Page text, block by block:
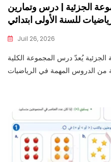
الجزئية | درس وتمارين
للسنة الأولى ابتدائي
Juil 26, 2026
الجزئية يُعدّ درس المجموعة الكلية
من الدروس المهمة في الرياضيات